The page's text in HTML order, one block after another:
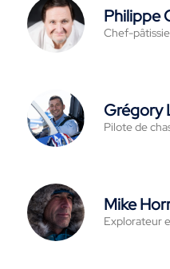
Philippe
Chef-
Grégory
Pilote de
Mike
Explorateur